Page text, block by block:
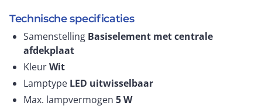
Technische specificaties
Samenstelling Basiselement met centrale
afdekplaat
KleurWit
Lamptype LED uitwisselbaar
Max. lampvermogen 5W